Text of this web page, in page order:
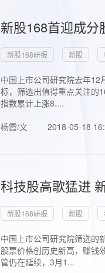
新股168首迎成
新股168研报 新股
中国上市公司研究院去年
标，筛选出值得重点关注的
指数累计上涨8....
杨霞/文
2018-05-18
科技股高歌猛进
新股168研报 新股
中国上市公司研究院筛选的
股票价格创历史新高，赚钱
管仍在延续，3月1...